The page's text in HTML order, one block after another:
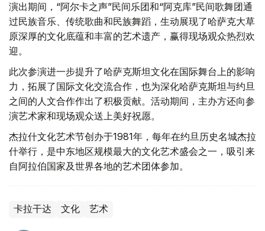
演出期间，“阿尔卡之声”民间乐团和“阿克库”民间歌舞团通
过民族音乐、传统歌曲和民族舞蹈，生动展现了哈萨克大草
原深厚的文化底蕴和丰富的艺术遗产，赢得现场观众热烈欢
迎。
此次参演进一步提升了哈萨克斯坦文化在国际舞台上的影响
力，拓展了国际文化交流合作，也为深化哈萨克斯坦与约旦
之间的人文合作作出了积极贡献。活动期间，主办方还向参
演艺术家和现场观众送上美好祝愿。
杰拉什文化艺术节创办于1981年，每年在约旦历史名城杰拉
什举行，是中东地区规模最大的文化艺术盛会之一，吸引来
自阿拉伯国家及世界各地的艺术团体参加。
卡拉干达 文化 艺术